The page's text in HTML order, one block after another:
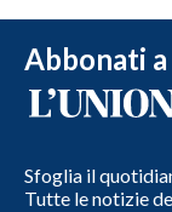
Abbonati a
Sfoglia il
Tutte le notizie